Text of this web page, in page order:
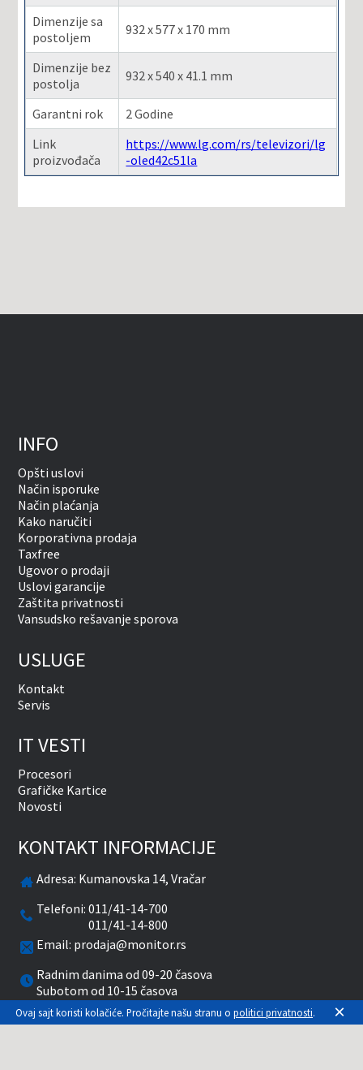
Dimenzije sa
postoljem
932 x 577 x 170 mm
Dimenzije bez
postolja
932 x 540 x 41.1 mm
Garantni rok
2 Godine
Link
proizvođača
https://www.lg.com/rs/televizori/lg
-oled42c51la
INFO
Opšti uslovi
Način isporuke
Način plaćanja
Kako naručiti
Korporativna prodaja
Taxfree
Ugovor o prodaji
Uslovi garancije
Zaštita privatnosti
Vansudsko rešavanje sporova
USLUGE
Kontakt
Servis
IT VESTI
Procesori
Grafičke Kartice
Novosti
KONTAKT INFORMACIJE
Adresa: Kumanovska 14, Vračar
Telefoni:011/41-14-700
011/41-14-800
Email: prodaja@monitor.rs
Radnim danima od 09-20 časova
Subotom od 10-15 časova
Ovaj sajt koristi kolačiće. Pročitajte našu stranu o politici privatnosti. ×